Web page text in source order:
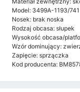
Model: 3499A-1193/741
Nosek: brak noska
Rodzaj obcasa: słupek
Wysokość obcasa/
Wzór dominujący:
Zapięcie: sprzączka
Kod producenta: